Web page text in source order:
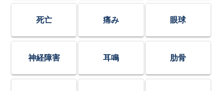
死亡 痛み 眼球
神経障害 耳鳴 肋骨